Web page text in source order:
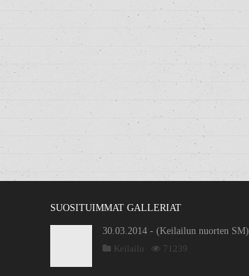
SUOSITUIMMAT GALLERIAT
30.03.2014 - (Keilailun nuorten SM)
Keilailu
71239